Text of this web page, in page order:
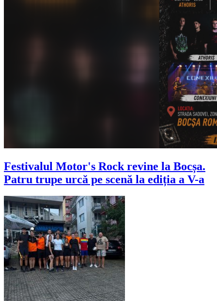
Festivalul Motor's Rock revine la Bocșa.
Patru trupe urcă pe scenă la ediția a V-a